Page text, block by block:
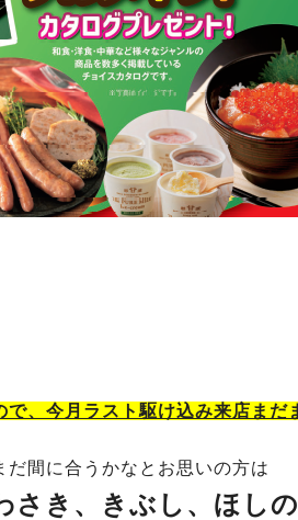
、今月ラスト駆け込み来店まだ
だ間に合うかなとお思いの方は
さき、きぶし、ほし